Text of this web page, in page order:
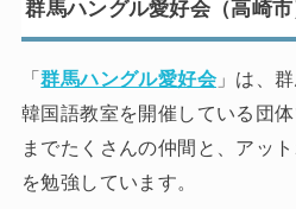
群馬ハングル愛好会（高崎市
「群馬ハングル愛好会」は、
韓国語教室を開催している団
までたくさんの仲間と、アッ
を勉強しています。